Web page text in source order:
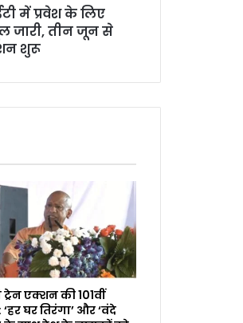
में प्रवेश के लिए
जारी, तीन जून से
शुरू
ट्रेन एक्शन की 101वीं
‘हर घर तिरंगा’ और ‘वंदे